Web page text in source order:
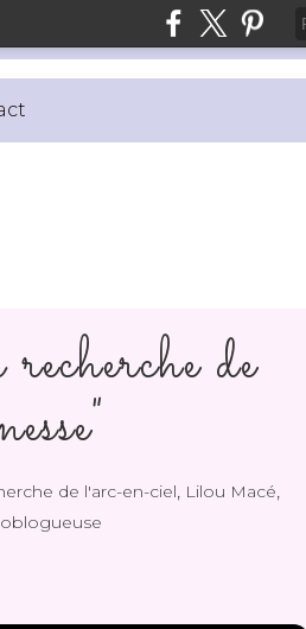
de
de l'arc-en-ciel, Lilou Macé,